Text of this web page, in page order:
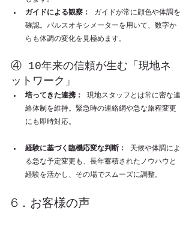
ガイドによる観察：
ガイドが常に顔色や体調を
確認。パルスオキシメーターを用いて、数字か
らも体調の変化を見極めます。
④ 10年来の信頼が生む「現地ネ
ットワーク」
培ってきた連携：
現地スタッフとは常に密な連
絡体制を維持。緊急時の連絡網や急な旅程変更
にも即時対応。
経験に基づく臨機応変な判断：
天候や体調によ
る急な予定変更も、長年蓄積されたノウハウと
経験を活かし、その場でスムーズに調整。
6．お客様の声